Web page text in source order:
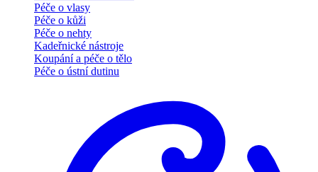
Péče o vlasy
Péče o kůži
Péče o nehty
Kadeřnické nástroje
Koupání a péče o tělo
Péče o ústní dutinu